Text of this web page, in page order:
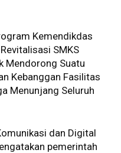
Kemendikdas
SMKS
Mendorong Suatu
Kebanggan Fasilitas
Menunjang Seluruh
dan Digital
pemerintah